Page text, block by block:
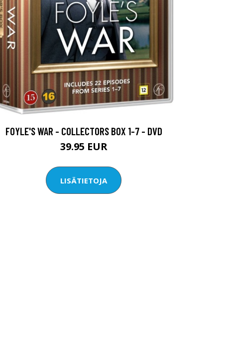
FOYLE'S WAR - COLLECTORS BOX 1-7 - DVD
39.95 EUR
LISÄTIETOJA